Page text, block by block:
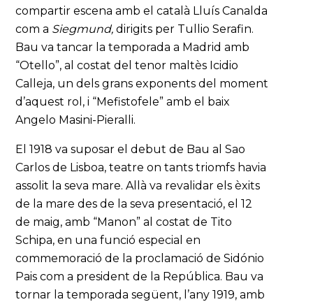
compartir escena amb el català Lluís Canalda
com a Siegmund,dirigits per Tullio Serafin.
Bau va tancar la temporada a Madrid amb
“Otello”, al costat del tenor maltès Icidio
Calleja, un dels grans exponents del moment
d’aquest rol, i “Mefistofele” amb el baix
Angelo Masini-Pieralli.
El 1918 va suposar el debut de Bau al Sao
Carlos de Lisboa, teatre on tants triomfs havia
assolit la seva mare. Allà va revalidar els èxits
de la mare des de la seva presentació, el 12
de maig, amb “Manon” al costat de Tito
Schipa, en una funció especial en
commemoració de la proclamació de Sidónio
Pais com a president de la República. Bau va
tornar la temporada següent, l’any 1919, amb